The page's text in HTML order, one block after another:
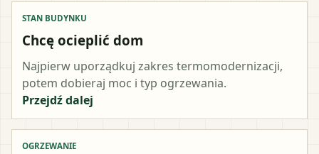
STAN BUDYNKU
Chcę ocieplić dom
Najpierw uporządkuj zakres termomodernizacji,
potem dobieraj moc i typ ogrzewania.
Przejdź dalej
OGRZEWANIE